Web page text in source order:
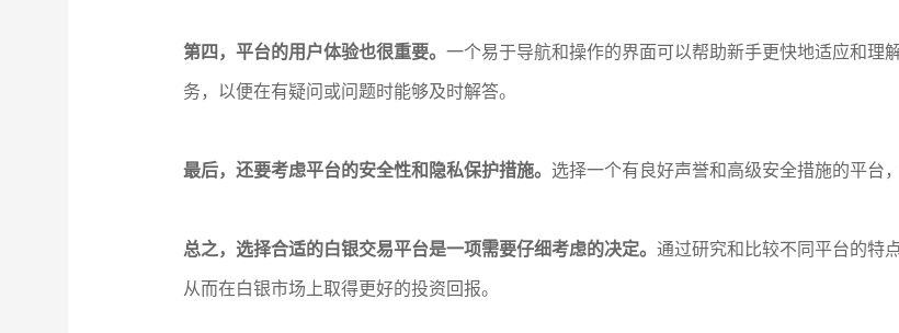
第四，平台的用户体验也很重要。一个易于导航和操作的界面可以帮助新手更快地适应和理
务，以便在有疑问或问题时能够及时解答。
最后，还要考虑平台的安全性和隐私保护措施。 选择一个有良好声誉和高级安全措施的平台
总之，选择合适的白银交易平台是一项需要仔细考虑的决定。通过研究和比较不同平台的特
从而在白银市场上取得更好的投资回报。